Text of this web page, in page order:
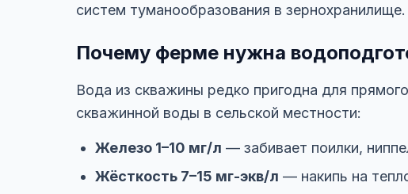
систем туманообразования в зернохранилище.
Почему ферме нужна
Вода из скважины редко пригодна для
скважинной воды в сельской местности:
Железо 1–10 мг/л — забивает поилки,
Жёсткость 7–15 мг-экв/л — накипь на